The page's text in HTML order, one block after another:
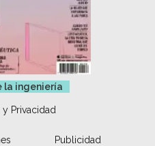
la ingeniería
Privacidad
Publicidad